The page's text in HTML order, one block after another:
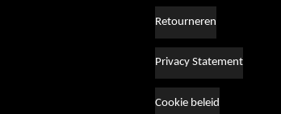
Retourneren
Privacy Statement
Cookie beleid